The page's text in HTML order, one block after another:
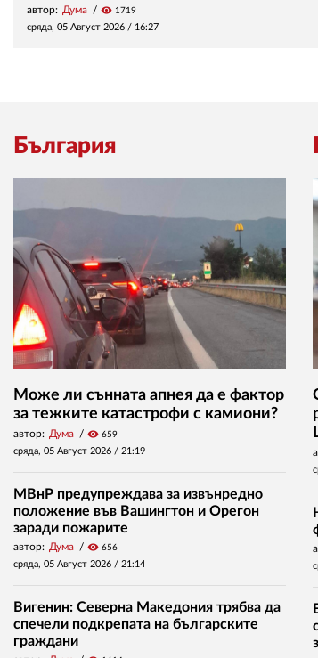
автор: Дума visibility 1719
сряда, 05 Август 2026 / 16:27
България
Може ли сънната апнея да е фактор
за тежките катастрофи с камиони?
автор: Дума visibility 659
сряда, 05 Август 2026 / 21:19
МВнР предупреждава за извънредно
положение във Вашингтон и Орегон
заради пожарите
автор: Дума visibility 656
сряда, 05 Август 2026 / 21:14
Вигенин: Северна Македония трябва да
спечели подкрепата на българските
граждани